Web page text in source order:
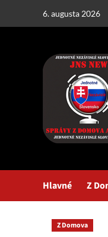
6. augusta 2026
Hlavné Z
Z Domova